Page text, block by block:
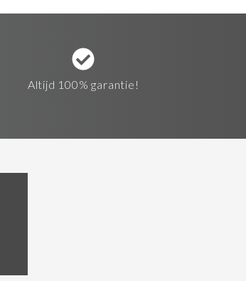
Altijd 100% garantie!